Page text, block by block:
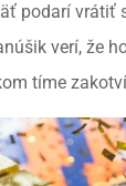
podarí vrátiť
verí, že
tíme